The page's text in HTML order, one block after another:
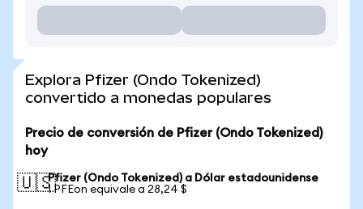
Explora Pfizer (Ondo Tokenized)
convertido a monedas populares
Precio de conversión de Pfizer (Ondo Tokenized)
hoy
🇺🇸Pfizer (Ondo Tokenized) a Dólar estadounidense
1 PFEon equivale a 28,24 $